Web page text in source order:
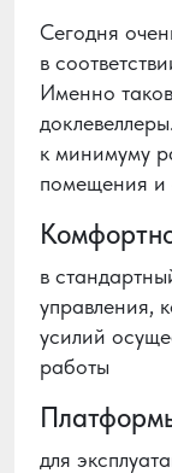
Сегодня
в
Именно
к минимуму
помещения и
в
управления,
усилий
работы
для